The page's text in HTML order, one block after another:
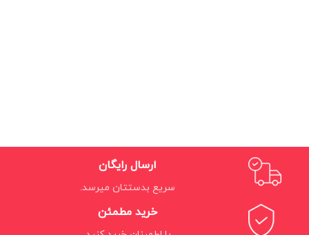
ارسال رایگان
سریع بدستتان میرسد.
خرید مطمئن